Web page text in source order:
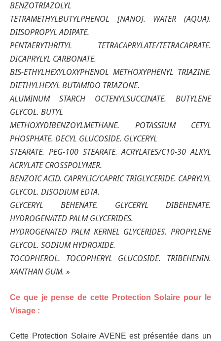
BENZOTRIAZOLYL
TETRAMETHYLBUTYLPHENOL [NANO]. WATER (AQUA).
DIISOPROPYL ADIPATE.
PENTAERYTHRITYL TETRACAPRYLATE/TETRACAPRATE.
DICAPRYLYL CARBONATE.
BIS-ETHYLHEXYLOXYPHENOL METHOXYPHENYL TRIAZINE.
DIETHYLHEXYL BUTAMIDO TRIAZONE.
ALUMINUM STARCH OCTENYLSUCCINATE. BUTYLENE
GLYCOL. BUTYL
METHOXYDIBENZOYLMETHANE. POTASSIUM CETYL
PHOSPHATE. DECYL GLUCOSIDE. GLYCERYL
STEARATE. PEG-100 STEARATE. ACRYLATES/C10-30 ALKYL
ACRYLATE CROSSPOLYMER.
BENZOIC ACID. CAPRYLIC/CAPRIC TRIGLYCERIDE. CAPRYLYL
GLYCOL. DISODIUM EDTA.
GLYCERYL BEHENATE. GLYCERYL DIBEHENATE.
HYDROGENATED PALM GLYCERIDES.
HYDROGENATED PALM KERNEL GLYCERIDES. PROPYLENE
GLYCOL. SODIUM HYDROXIDE.
TOCOPHEROL. TOCOPHERYL GLUCOSIDE. TRIBEHENIN.
XANTHAN GUM. »
Ce que je pense de cette Protection Solaire pour le
Visage :
Cette Protection Solaire AVENE est présentée dans un